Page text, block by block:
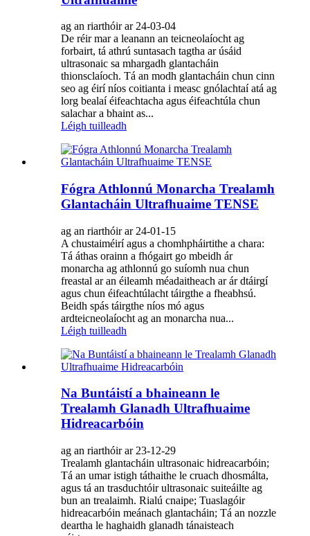
ag an riarthóir ar 24-03-04
De réir mar a leanann an teicneolaíocht ag
forbairt, tá athrú suntasach tagtha ar úsáid
ultrasonaic sa mhargadh glantacháin
thionsclaíoch. Tá an modh glantacháin chun cinn
seo ag éirí níos coitianta i measc gnólachtaí atá ag
lorg bealaí éifeachtacha agus éifeachtúla chun
salachar a bhaint as...
Léigh tuilleadh
Fógra Athlonnú Monarcha Trealamh
Glantacháin Ultrafhuaime TENSE
ag an riarthóir ar 24-01-15
A chustaiméirí agus a chomhpháirtithe a chara:
Tá áthas orainn a fhógairt go mbeidh ár
monarcha ag athlonnú go suíomh nua chun
freastal ar an éileamh méadaitheach ar ár dtáirgí
agus chun éifeachtúlacht táirgthe a fheabhsú.
Beidh spás táirgthe níos mó agus
ardteicneolaíocht ag an monarcha nua...
Léigh tuilleadh
Na Buntáistí a bhaineann le
Trealamh Glanadh Ultrafhuaime
Hidreacarbóin
ag an riarthóir ar 23-12-29
Trealamh glantacháin ultrasonaic hidreacarbóin;
Tá an umar istigh táthaithe le cruach dhosmálta,
agus tá an trasduchtóir ultrasonaic suiteáilte ag
bun an trealaimh. Rialú cnaipe; Tuaslagóir
hidreacarbóin meánach glantacháin; Tá an nozzle
deartha le haghaidh glanadh tánaisteach